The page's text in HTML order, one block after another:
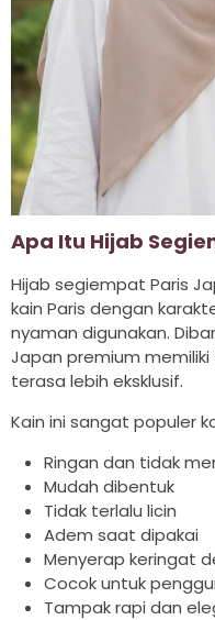
Apa Itu Hijab
Hijab segiempat Paris
kain Paris dengan
nyaman digunakan.
Japan premium
terasa lebih eksklusif.
Kain ini sangat populer
Ringan dan tidak
Mudah dibentuk
Tidak terlalu licin
Adem saat dipakai
Menyerap keringat
Cocok untuk
Tampak rapi dan